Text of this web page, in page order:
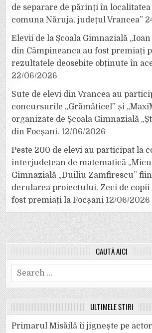
de separare de părinți în
comuna Năruja, județul Vrancea”
Elevii de la Școala Gimnazială
din Câmpineanca au fost premiați
rezultatele deosebite obținute în
22/06/2026
Sute de elevi din Vrancea au
concursurile „Grămăticel” și
organizate de Școala Gimnazială
din Focșani. 12/06/2026
Peste 200 de elevi au participat la
interjudețean de matematică „Micul
Gimnazială „Duiliu Zamfirescu”
derularea proiectului. Zeci de copii
fost premiați la Focșani 12/06/2026
CAUTĂ AICI
Search
for:
ULTIMELE ȘTIRI
Primarul Misăilă îi jignește pe